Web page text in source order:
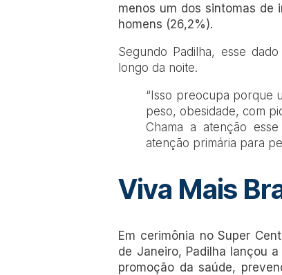
menos um dos sintomas de
homens (26,2%).
Segundo Padilha, esse
longo da noite.
“Isso preocupa porque
peso, obesidade, com
Chama a atenção
atenção primária para
Viva Mais
Em cerimônia no Super
de Janeiro, Padilha lançou
promoção da saúde,